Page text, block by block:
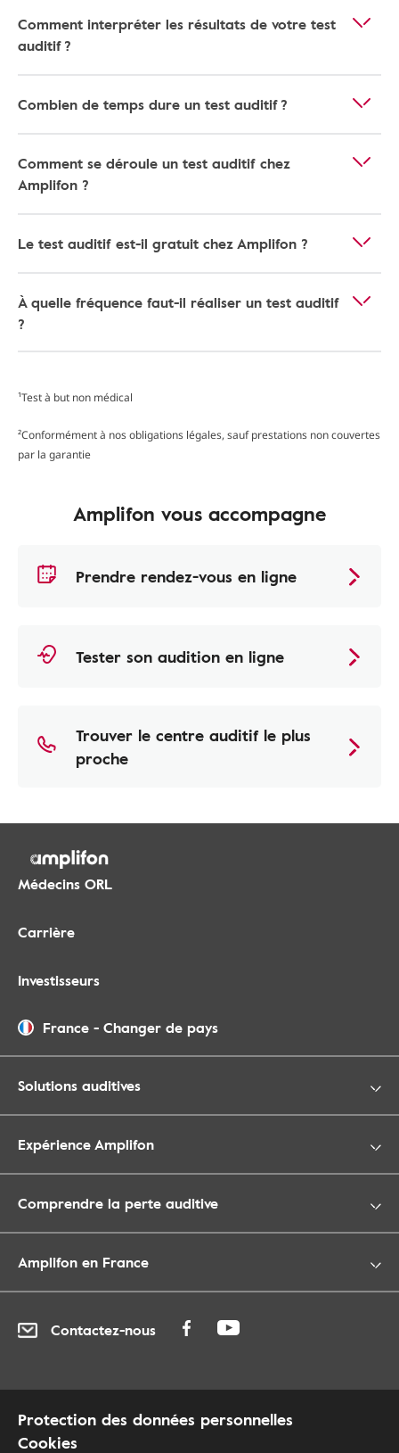
Comment interpréter les résultats de votre test
auditif ?
Combien de temps dure un test auditif ?
Comment se déroule un test auditif chez
Amplifon ?
Le test auditif est-il gratuit chez Amplifon ?
À quelle fréquence faut-il réaliser un test auditif
?
¹Test à but non médical
²Conformément à nos obligations légales, sauf prestations non couvertes
par la garantie
Amplifon vous accompagne
Prendre rendez-vous en ligne
Tester son audition en ligne
Trouver le centre auditif le plus
proche
Médecins ORL
Carrière
Investisseurs
France - Changer de pays
Solutions auditives
Expérience Amplifon
Comprendre la perte auditive
Amplifon en France
Contactez-nous
Protection des données personnelles
Cookies